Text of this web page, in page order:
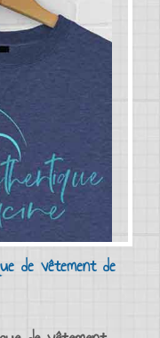
de vêtement de